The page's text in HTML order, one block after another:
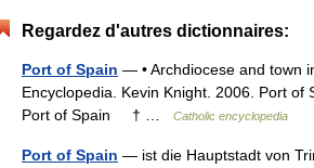
Regardez d'autres dictionnaires:
Port of Spain — • Archdiocese and town
Encyclopedia. Kevin Knight. 2006. Port
Port of Spain † …
Catholic encyclopedia
Port of Spain — ist die Hauptstadt von